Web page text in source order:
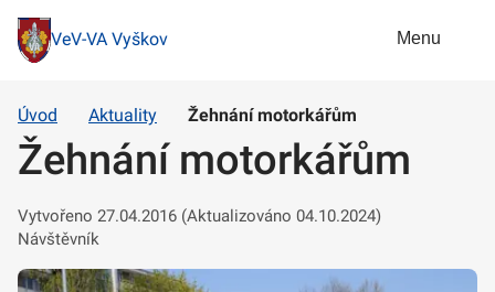
VeV-VA Vyškov Menu
Úvod Aktuality Žehnání motorkářům
Žehnání motorkářům
Vytvořeno 27.04.2016 (Aktualizováno 04.10.2024)
Návštěvník